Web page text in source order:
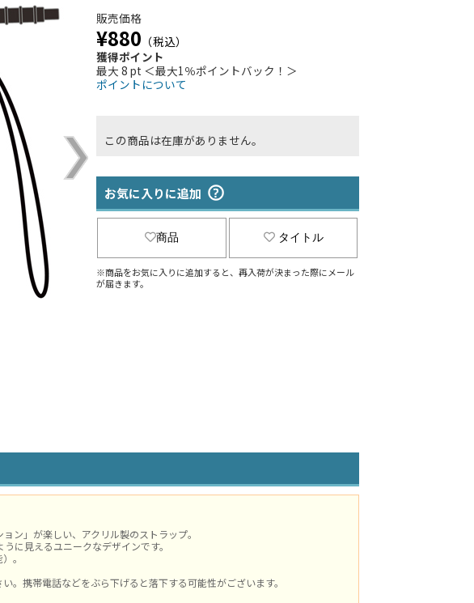
販売価格
¥880 （税込）
獲得ポイント
最大 8 pt ＜最大1％ポイントバック！＞
ポイントについて
この商品は在庫がありません。
お気に入りに追加
商品 タイトル
※商品をお気に入りに追加すると、再入荷が決まった際にメール
が届きます。
ン」が楽しい、アクリル製のストラップ。
に見えるユニークなデザインです。
。
携帯電話などをぶら下げると落下する可能性がございます。